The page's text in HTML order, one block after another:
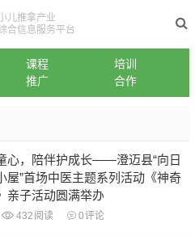
儿推拿产业
合信息服务平台
课程
培训
推广 合作
心，陪伴护成长——澄迈县“向日
屋”首场中医主题系列活动《神奇
亲子活动圆满举办
432 阅读 0评论